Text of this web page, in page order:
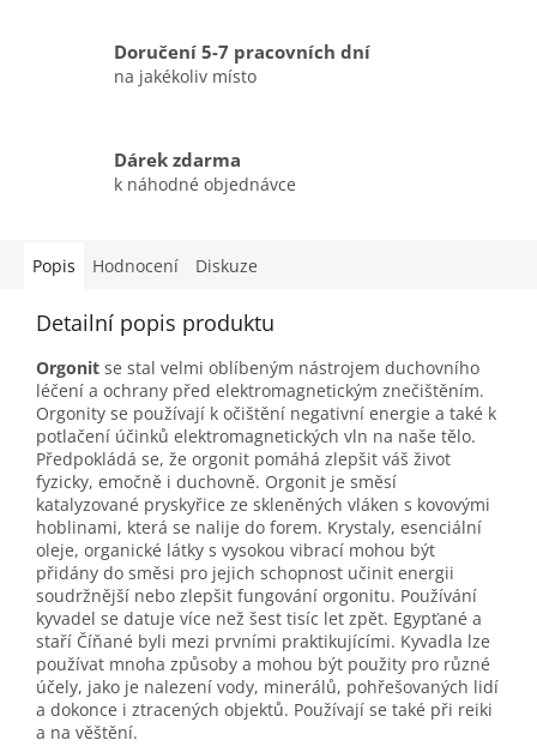
Doručení 5-7 pracovních dní
na jakékoliv místo
Dárek zdarma
k náhodné objednávce
Popis Hodnocení Diskuze
Detailní popis produktu
Orgonit se stal velmi oblíbeným nástrojem duchovního
léčení a ochrany před elektromagnetickým znečištěním.
Orgonity se používají k očištění negativní energie a také k
potlačení účinků elektromagnetických vln na naše tělo.
Předpokládá se, že orgonit pomáhá zlepšit váš život
fyzicky, emočně i duchovně. Orgonit je směsí
katalyzované pryskyřice ze skleněných vláken s kovovými
hoblinami, která se nalije do forem. Krystaly, esenciální
oleje, organické látky s vysokou vibrací mohou být
přidány do směsi pro jejich schopnost učinit energii
soudržnější nebo zlepšit fungování orgonitu. Používání
kyvadel se datuje více než šest tisíc let zpět. Egypťané a
staří Číňané byli mezi prvními praktikujícími. Kyvadla lze
používat mnoha způsoby a mohou být použity pro různé
účely, jako je nalezení vody, minerálů, pohřešovaných lidí
a dokonce i ztracených objektů. Používají se také při reiki
a na věštění.